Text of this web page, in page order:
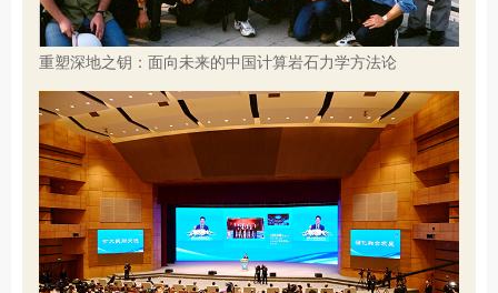
重塑深地之钥：面向未来的中国计算岩石力学方法论